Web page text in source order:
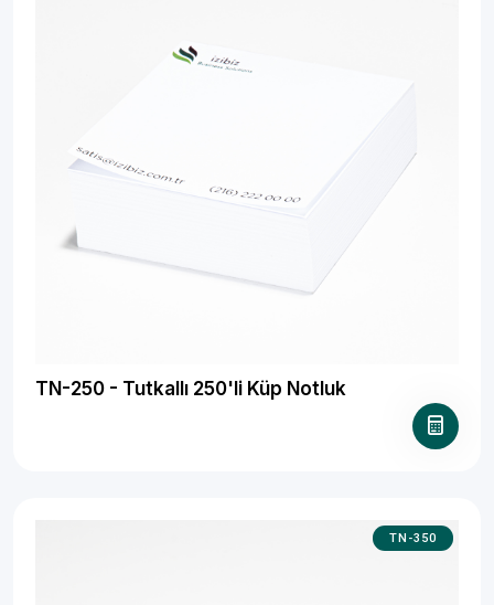
TN-250 - Tutkallı 250'li Küp Notluk
TN-350